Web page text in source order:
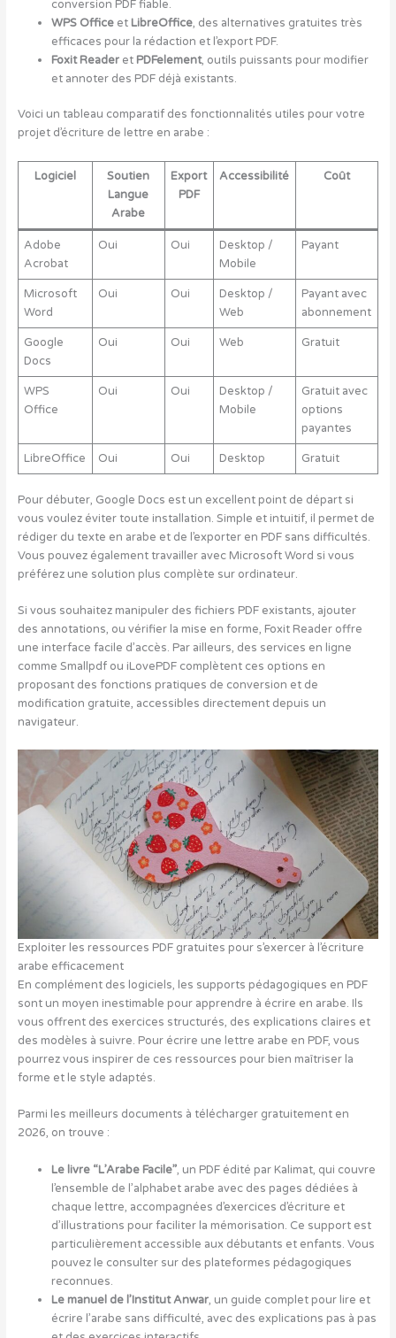
conversion PDF fiable.
WPS Officeet LibreOffice, des alternatives gratuites très
efficaces pour la rédaction et l’export PDF.
Foxit Readeret PDFelement, outils puissants pour modifier
et annoter des PDF déjà existants.
Voici un tableau comparatif des fonctionnalités utiles pour votre
projet d’écriture de lettre en arabe :
Logiciel
Soutien
Langue
Arabe
Export
PDF
Accessibilité Coût
Adobe
Acrobat
Oui Oui
Desktop /
Mobile
Payant
Microsoft
Word
Oui Oui
Desktop /
Web
Payant avec
abonnement
Google
Docs
Oui Oui Web Gratuit
WPS
Office
Oui Oui
Desktop /
Mobile
Gratuit avec
options
payantes
LibreOffice Oui Oui Desktop Gratuit
Pour débuter, Google Docs est un excellent point de départ si
vous voulez éviter toute installation. Simple et intuitif, il permet de
rédiger du texte en arabe et de l’exporter en PDF sans difficultés.
Vous pouvez également travailler avec Microsoft Word si vous
préférez une solution plus complète sur ordinateur.
Si vous souhaitez manipuler des fichiers PDF existants, ajouter
des annotations, ou vérifier la mise en forme, Foxit Reader offre
une interface facile d’accès. Par ailleurs, des services en ligne
comme Smallpdf ou iLovePDF complètent ces options en
proposant des fonctions pratiques de conversion et de
modification gratuite, accessibles directement depuis un
navigateur.
Exploiter les ressources PDF gratuites pour s’exercer à l’écriture
arabe efficacement
En complément des logiciels, les supports pédagogiques en PDF
sont un moyen inestimable pour apprendre à écrire en arabe. Ils
vous offrent des exercices structurés, des explications claires et
des modèles à suivre. Pour écrire une lettre arabe en PDF, vous
pourrez vous inspirer de ces ressources pour bien maîtriser la
forme et le style adaptés.
Parmi les meilleurs documents à télécharger gratuitement en
2026, on trouve :
Le livre “L’Arabe Facile”, un PDF édité par Kalimat, qui couvre
l’ensemble de l’alphabet arabe avec des pages dédiées à
chaque lettre, accompagnées d’exercices d’écriture et
d’illustrations pour faciliter la mémorisation. Ce support est
particulièrement accessible aux débutants et enfants. Vous
pouvez le consulter sur des plateformes pédagogiques
reconnues.
Le manuel de l’Institut Anwar, un guide complet pour lire et
écrire l’arabe sans difficulté, avec des explications pas à pas